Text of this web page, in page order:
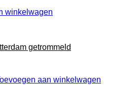
winkelwagen
getrommeld
aan winkelwagen